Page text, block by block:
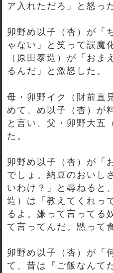
ア入れただろ」と怒っ
卯野め以子（杏）が「
ゃない」と笑って誤魔
（原田泰造）が「おま
るんだ」と激怒した。
母・卯野イク（財前直
めて、め以子（杏）が
と言い、父・卯野大五
た。
卯野め以子（杏）が「
でしょ。納豆のおいし
いわけ？」と尋ねると
造）は「教えてくれっ
るよ。嫌って言ってる
て言ってんだ。黙って
卯野め以子（杏）が「
て、昔は『ご飯なんて